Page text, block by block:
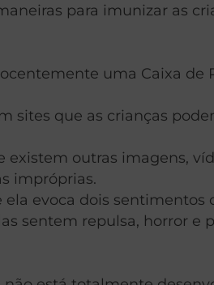
para imunizar as
uma Caixa de
sites que as crianças
outras imagens,
impróprias.
evoca dois sentimentos
sentem repulsa, horror e